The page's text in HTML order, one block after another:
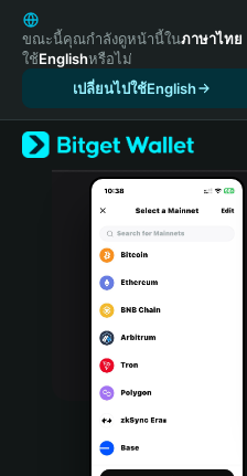
English
日本語
Tiếng Việt
Español (Latinoamérica)
Türkçe
Italiano
Português (Portugal)
Bahasa Indonesia
Português (Brasil)
ขณะนี้คุณกำลังดูหน้านี้ในภาษาไทย
ใช้Englishหรือไม่
เปลี่ยนไปใช้English